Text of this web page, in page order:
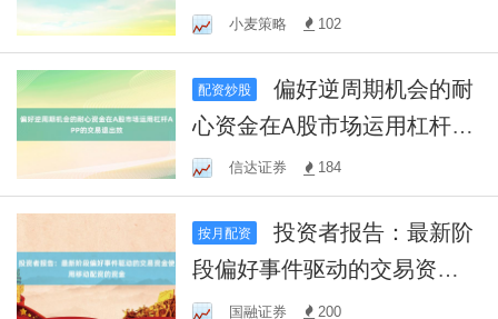
资金效率以稳定性优
小麦策略 102
配资炒股
偏好逆周期机会的耐
心资金在A股市场运用杠杆AP
P的交易退出效
信达证券 184
按月配资
投资者报告：最新阶
段偏好事件驱动的交易资金
使用移动配资的资金
国融证券 200